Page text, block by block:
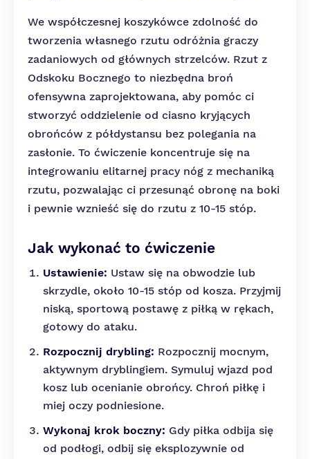
We współczesnej koszykówce zdolność do
tworzenia własnego rzutu odróżnia graczy
zadaniowych od głównych strzelców. Rzut z
Odskoku Bocznego to niezbędna broń
ofensywna zaprojektowana, aby pomóc ci
stworzyć oddzielenie od ciasno kryjących
obrońców z półdystansu bez polegania na
zasłonie. To ćwiczenie koncentruje się na
integrowaniu elitarnej pracy nóg z mechaniką
rzutu, pozwalając ci przesunąć obronę na boki
i pewnie wznieść się do rzutu z 10-15 stóp.
Jak wykonać to ćwiczenie
Ustawienie: Ustaw się na obwodzie lub
skrzydle, około 10-15 stóp od kosza. Przyjmij
niską, sportową postawę z piłką w rękach,
gotowy do ataku.
Rozpocznij drybling: Rozpocznij mocnym,
aktywnym dryblingiem. Symuluj wjazd pod
kosz lub ocenianie obrońcy. Chroń piłkę i
miej oczy podniesione.
Wykonaj krok boczny: Gdy piłka odbija się
od podłogi, odbij się eksplozywnie od